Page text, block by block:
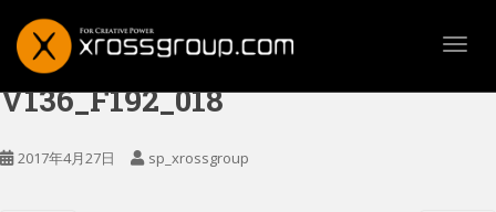
V136_F192_018
2017年4月27日 sp_xrossgroup